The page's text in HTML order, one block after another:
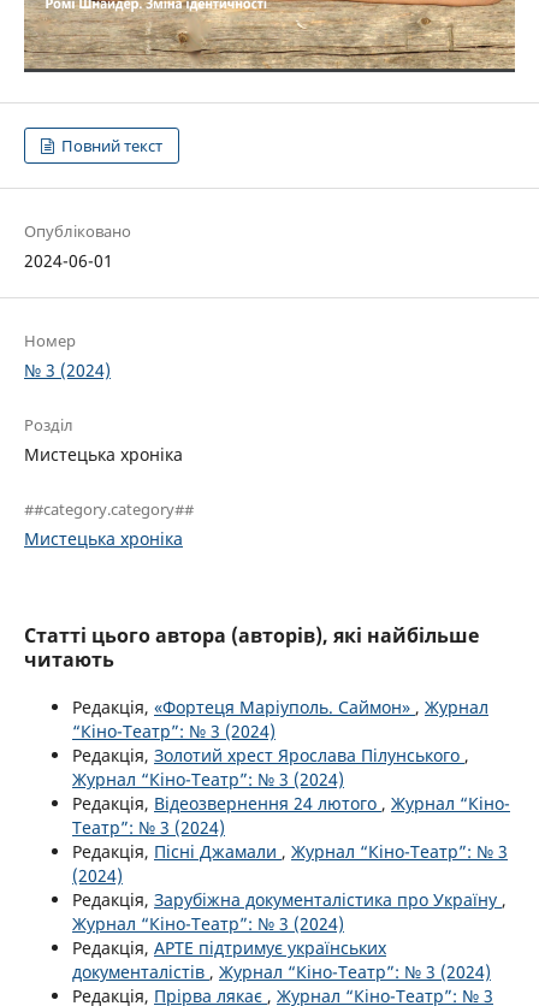
Повний текст
Опубліковано
2024-06-01
Номер
№ 3 (2024)
Розділ
Мистецька хроніка
##category.category##
Мистецька хроніка
Статті цього автора (авторів), які найбільше
читають
Редакція, «Фортеця Маріуполь. Саймон» , Журнал
“Кіно-Театр”: № 3 (2024)
Редакція, Золотий хрест Ярослава Пілунського ,
Журнал “Кіно-Театр”: № 3 (2024)
Редакція, Відеозвернення 24 лютого , Журнал “Кіно-
Театр”: № 3 (2024)
Редакція, Пісні Джамали , Журнал “Кіно-Театр”: № 3
(2024)
Редакція, Зарубіжна документалістика про Україну ,
Журнал “Кіно-Театр”: № 3 (2024)
Редакція, АРТЕ підтримує українських
документалістів , Журнал “Кіно-Театр”: № 3 (2024)
Редакція, Прірва лякає , Журнал “Кіно-Театр”: № 3